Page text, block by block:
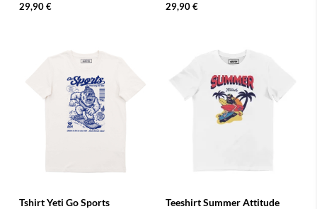
29,90 € 29,90 €
Tshirt Yeti Go Sports Teeshirt Summer Attitude